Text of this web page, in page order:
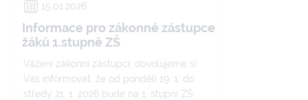
15.01.2026
Informace pro zákonné zástupce
žáků 1.stupně ZŠ
Vážení zákonní zástupci, dovolujeme si
Vás informovat, že od pondělí 19. 1. do
středy 21. 1. 2026 bude na 1. stupni ZŠ